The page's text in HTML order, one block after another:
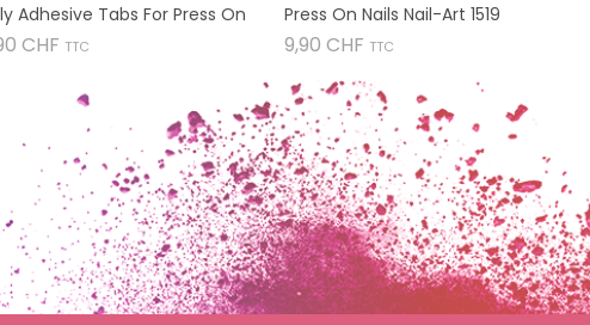
Adhesive Tabs For Press On
CHF Prix
TTC
Press On Nails Nail-Art 1519
9,90 CHF Prix
TTC